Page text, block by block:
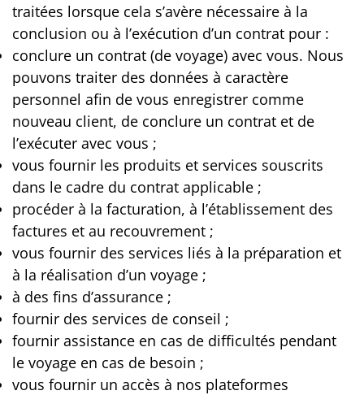
traitées lorsque cela s’avère nécessaire à la
conclusion ou à l’exécution d’un contrat pour :
conclure un contrat (de voyage) avec vous. Nous
pouvons traiter des données à caractère
personnel afin de vous enregistrer comme
nouveau client, de conclure un contrat et de
l’exécuter avec vous ;
vous fournir les produits et services souscrits
dans le cadre du contrat applicable ;
procéder à la facturation, à l’établissement des
factures et au recouvrement ;
vous fournir des services liés à la préparation et
à la réalisation d’un voyage ;
à des fins d’assurance ;
fournir des services de conseil ;
fournir assistance en cas de difficultés pendant
le voyage en cas de besoin ;
vous fournir un accès à nos plateformes